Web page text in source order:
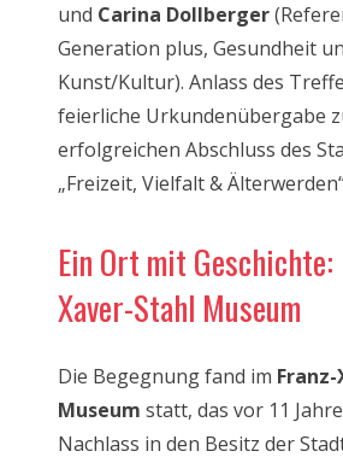
und Carina Dollberger
Generation plus, Gesundheit
Kunst/Kultur). Anlass des
feierliche Urkundenübergabe
erfolgreichen Abschluss des
„Freizeit, Vielfalt &
Ein Ort mit Geschichte:
Xaver-Stahl Museum
Die Begegnung fand im
Museum statt, das vor 11
Nachlass in den Besitz der